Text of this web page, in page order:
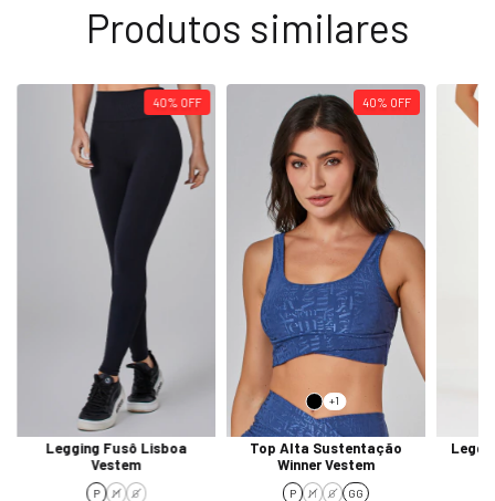
Produtos similares
40% OFF
Legging Fusô Lisboa
Vestem
P M G
40% OFF
+1
Top Alta Sustentação
Winner Vestem
P M G GG